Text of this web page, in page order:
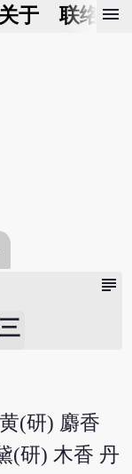
关于 联络我
menu
subject
(研) 麝香
(研) 木香 丹